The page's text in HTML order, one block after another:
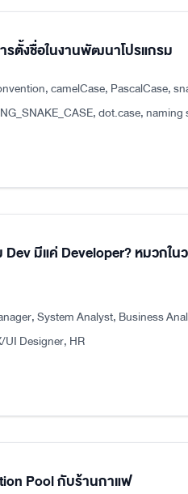
รตั้งชื่อในงานพัฒนาโปรแกรม
camelCase, PascalCase,
dot.case, naming
Dev มีแค่ Developer? หมวกใน
System Analyst, Business
UI Designer, HR
Pool กับร้านกาแฟ